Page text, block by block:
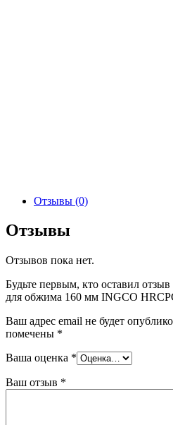
Отзывы (0)
Отзывы
Отзывов пока нет.
Будьте первым, кто оставил
для обжима 160 мм INGCO
Ваш адрес email не будет
помечены *
Ваша оценка *
Ваш отзыв *